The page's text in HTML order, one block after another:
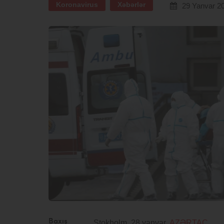
Koronavirus Xəbərlər 29 Yanvar
Baxış